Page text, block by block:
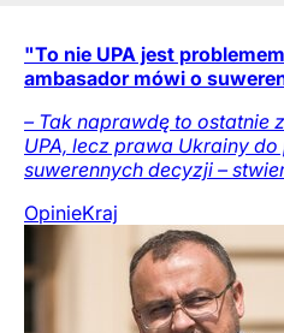
"To nie UPA jest
ambasador mówi o
– Tak naprawdę to ostatnie
UPA, lecz prawa Ukrainy
suwerennych decyzji –
OpinieKraj